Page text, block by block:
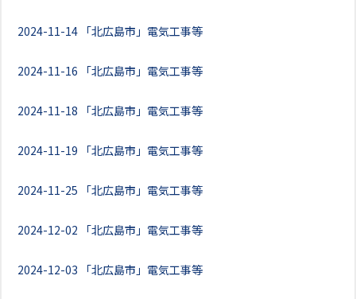
2024-11-14 「北広島市」電気工事等
2024-11-16 「北広島市」電気工事等
2024-11-18 「北広島市」電気工事等
2024-11-19 「北広島市」電気工事等
2024-11-25 「北広島市」電気工事等
2024-12-02 「北広島市」電気工事等
2024-12-03 「北広島市」電気工事等